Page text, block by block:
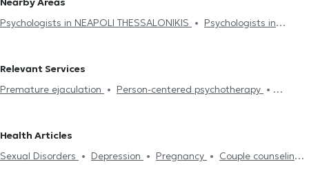
Psychologists in NEAPOLI THESSALONIKIS
Psychologists in
Psychologists in STAVROUPOLI
Psychologists in NTEPO
Psychologists in KALAMARIA
Relevant Services
Premature ejaculation
Person-centered psychotherapy
και παιδιών
Ομαδική ψυχοθεραπεία
enhancement
Dementia caregiver counseling
Life coaching
Health Articles
Sexual Disorders
Depression Pregnancy
Couple counseling